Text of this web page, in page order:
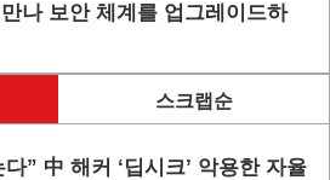
나 보안 체계를 업그레이드하
스크랩순
” 中 해커 ‘딥시크’ 악용한 자율